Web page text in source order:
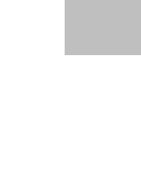
Bad Saarow Electric